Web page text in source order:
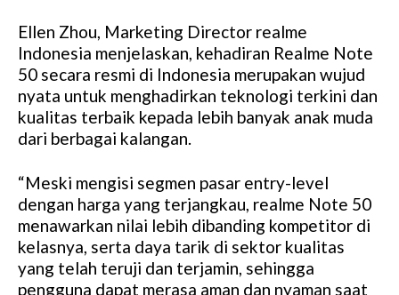
Ellen Zhou, Marketing Director realme
Indonesia menjelaskan, kehadiran Realme Note
50 secara resmi di Indonesia merupakan wujud
nyata untuk menghadirkan teknologi terkini dan
kualitas terbaik kepada lebih banyak anak muda
dari berbagai kalangan.
“Meski mengisi segmen pasar entry-level
dengan harga yang terjangkau, realme Note 50
menawarkan nilai lebih dibanding kompetitor di
kelasnya, serta daya tarik di sektor kualitas
yang telah teruji dan terjamin, sehingga
pengguna dapat merasa aman dan nyaman saat